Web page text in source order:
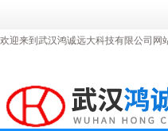
欢迎来到武汉鸿诚远大科技有限公司网